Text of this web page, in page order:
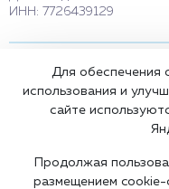
ИНН: 7726439129
Вся информация на
несёт сугубо
постановки диагноза и
Есть противопоказания,
мессенджерам и в
информационный
Для обеспечения
использования и
сайте
Продолжая
размещением